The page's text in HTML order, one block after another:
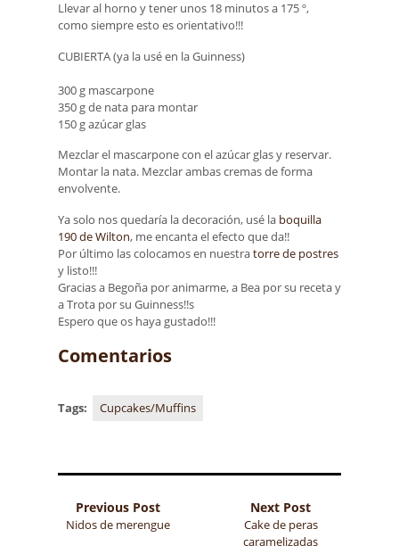
Llevar al horno y tener unos 18 minutos a 175 º,
como siempre esto es orientativo!!!
CUBIERTA (ya la usé en la Guinness)
300 g mascarpone
350 g de nata para montar
150 g azúcar glas
Mezclar el mascarpone con el azúcar glas y reservar.
Montar la nata. Mezclar ambas cremas de forma
envolvente.
Ya solo nos quedaría la decoración, usé la boquilla
190 de Wilton, me encanta el efecto que da!!
Por último las colocamos en nuestratorre de postres
y listo!!!
Gracias a Begoña por animarme, a Bea por su receta y
a Trota por su Guinness!!s
Espero que os haya gustado!!!
Comentarios
Tags: Cupcakes/Muffins
Previous Post
Nidos de merengue
Next Post
Cake de peras
caramelizadas